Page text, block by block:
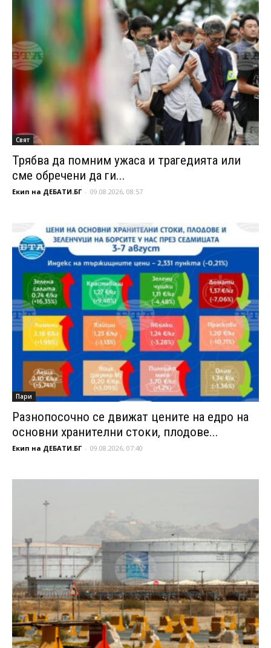
Свят
Трябва да помним ужаса и трагедията или
сме обречени да ги...
Екип на ДЕБАТИ.БГ - 09.08.2026, 08:57
Пари
Разнопосочно се движат цените на едро на
основни хранителни стоки, плодове...
Екип на ДЕБАТИ.БГ - 09.08.2026, 07:40